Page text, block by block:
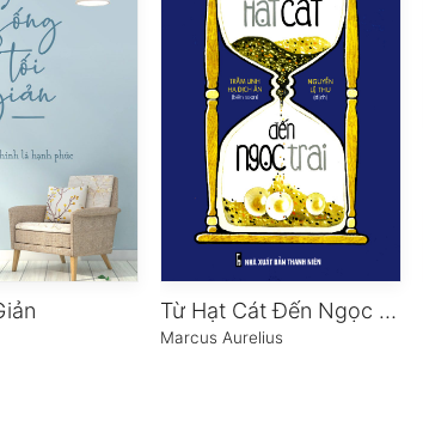
Từ Hạt Cát Đến Ngọc Trai
Marcus Aurelius